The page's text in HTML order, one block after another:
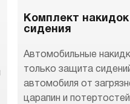
Комплект
сидения
Автомобильные
только защита
автомобиля от
царапин и